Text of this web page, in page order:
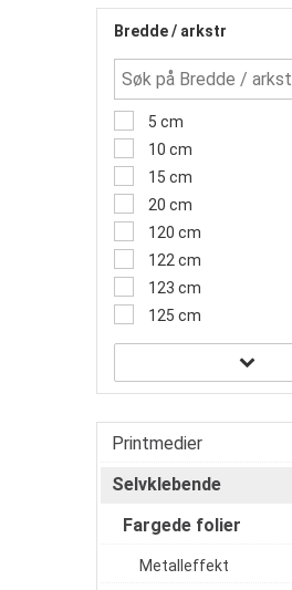
Bredde / arkstr
5 cm
10 cm
15 cm
20 cm
120 cm
122 cm
123 cm
125 cm
Printmedier
Selvklebende
Fargede folier
Metalleffekt